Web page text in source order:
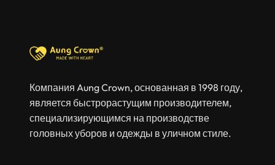
Компания Aung Crown, основанная в 1998 году,
является быстрорастущим производителем,
специализирующимся на производстве
головных уборов и одежды в уличном стиле.